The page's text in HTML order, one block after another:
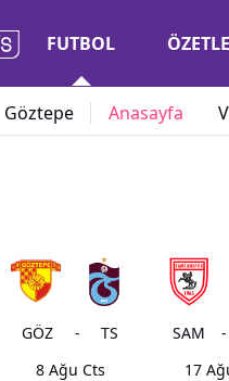
FUTBOL
Göztepe Anasayfa
GÖZ -
TS
8 Ağu Cts
SAM -
17